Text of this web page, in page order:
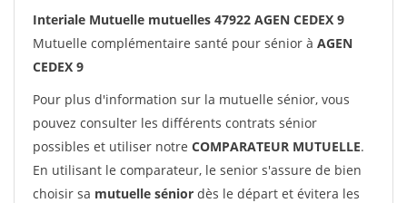
Interiale Mutuelle mutuelles 47922 AGEN CEDEX 9
Mutuelle complémentaire santé pour sénior à AGEN
CEDEX 9
Pour plus d'information sur la mutuelle sénior, vous
pouvez consulter les différents contrats sénior
possibles et utiliser notre COMPARATEUR MUTUELLE.
En utilisant le comparateur, le senior s'assure de bien
choisir sa mutuelle sénior dès le départ et évitera les